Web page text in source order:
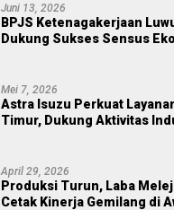
Juni 13, 2026
BPJS Ketenagakerjaan
Dukung Sukses Sensus
Mei 7, 2026
Astra Isuzu Perkuat
Timur, Dukung Aktivitas
April 29, 2026
Produksi Turun, Laba
Cetak Kinerja Gemilang di